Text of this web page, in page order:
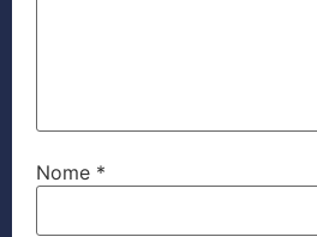
Nome *